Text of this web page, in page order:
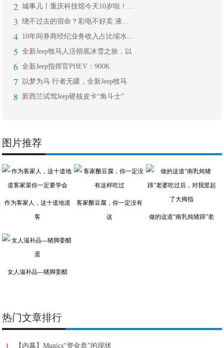
2 城事儿丨重庆科技馆今天10岁啦！这些
3 绕不过去的宿命？彩电不好卖 液晶面板
4 10年间券商经纪业务收入占比缩水近5
5 全新Jeep牧马人活彻底冰雪之旅，以
6 全新Jeep指挥官PHEV：900K
7 以梦为马 行者无疆，全新Jeep牧马
8 新西兰试驾Jeep硬核皮卡“角斗士”
图片推荐
作为客家人，这十道地道
客
客家酿豆腐，你一定没有
这
做的这道“南乳炖猪蹄”老
女人滋补品---猪脚姜醋
热门文章排行
【内幕】Munics“资金盘”的现状